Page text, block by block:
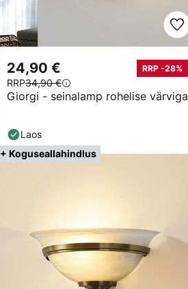
Giorgi - seinalamp rohelise värviga
24,90 € RRP -28%
RRP34,90 €
Laos
+ Koguseallahindlus